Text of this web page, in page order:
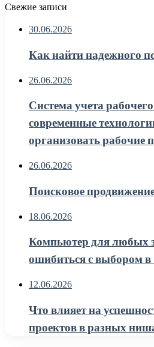
Свежие записи
30.06.2026
Как найти надежного
26.06.2026
Система учета
современные
организовать рабочие
26.06.2026
Поисковое
18.06.2026
Компьютер для любых
ошибиться с выбором
12.06.2026
Что влияет на
проектов в разных